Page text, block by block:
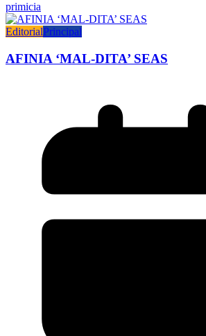
primicia
EditorialPrincipal
AFINIA ‘MAL-DITA’ SEAS